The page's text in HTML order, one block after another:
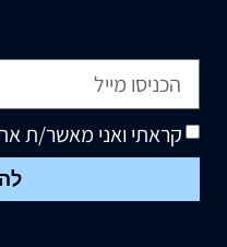
קראתי ואני מאשר/ת